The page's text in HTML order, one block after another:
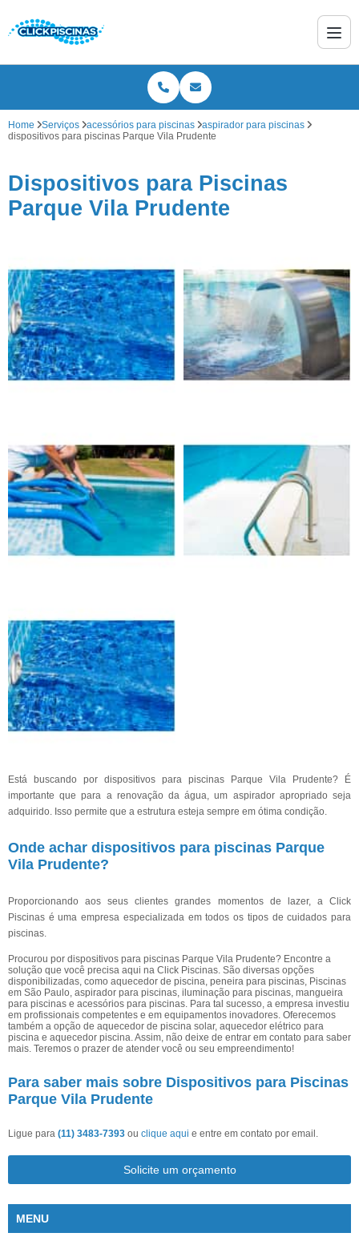
Home Serviços acessórios para piscinas
aspirador para piscinas
dispositivos para piscinas Parque Vila Prudente
Dispositivos para Piscinas
Parque Vila Prudente
Está buscando por dispositivos para piscinas Parque Vila Prudente? É
importante que para a renovação da água, um aspirador apropriado seja
adquirido. Isso permite que a estrutura esteja sempre em ótima condição.
Onde achar dispositivos para piscinas Parque
Vila Prudente?
Proporcionando aos seus clientes grandes momentos de lazer, a Click
Piscinas é uma empresa especializada em todos os tipos de cuidados para
piscinas.
Procurou por dispositivos para piscinas Parque Vila Prudente? Encontre a
solução que você precisa aqui na Click Piscinas. São diversas opções
disponibilizadas, como aquecedor de piscina, peneira para piscinas, Piscinas
em São Paulo, aspirador para piscinas, iluminação para piscinas, mangueira
para piscinas e acessórios para piscinas. Para tal sucesso, a empresa investiu
em profissionais competentes e em equipamentos inovadores. Oferecemos
também a opção de aquecedor de piscina solar, aquecedor elétrico para
piscina e aquecedor piscina. Assim, não deixe de entrar em contato para saber
mais. Teremos o prazer de atender você ou seu empreendimento!
Para saber mais sobre Dispositivos para Piscinas
Parque Vila Prudente
Ligue para (11) 3483-7393 ou clique aqui e entre em contato por email.
Solicite um orçamento
MENU